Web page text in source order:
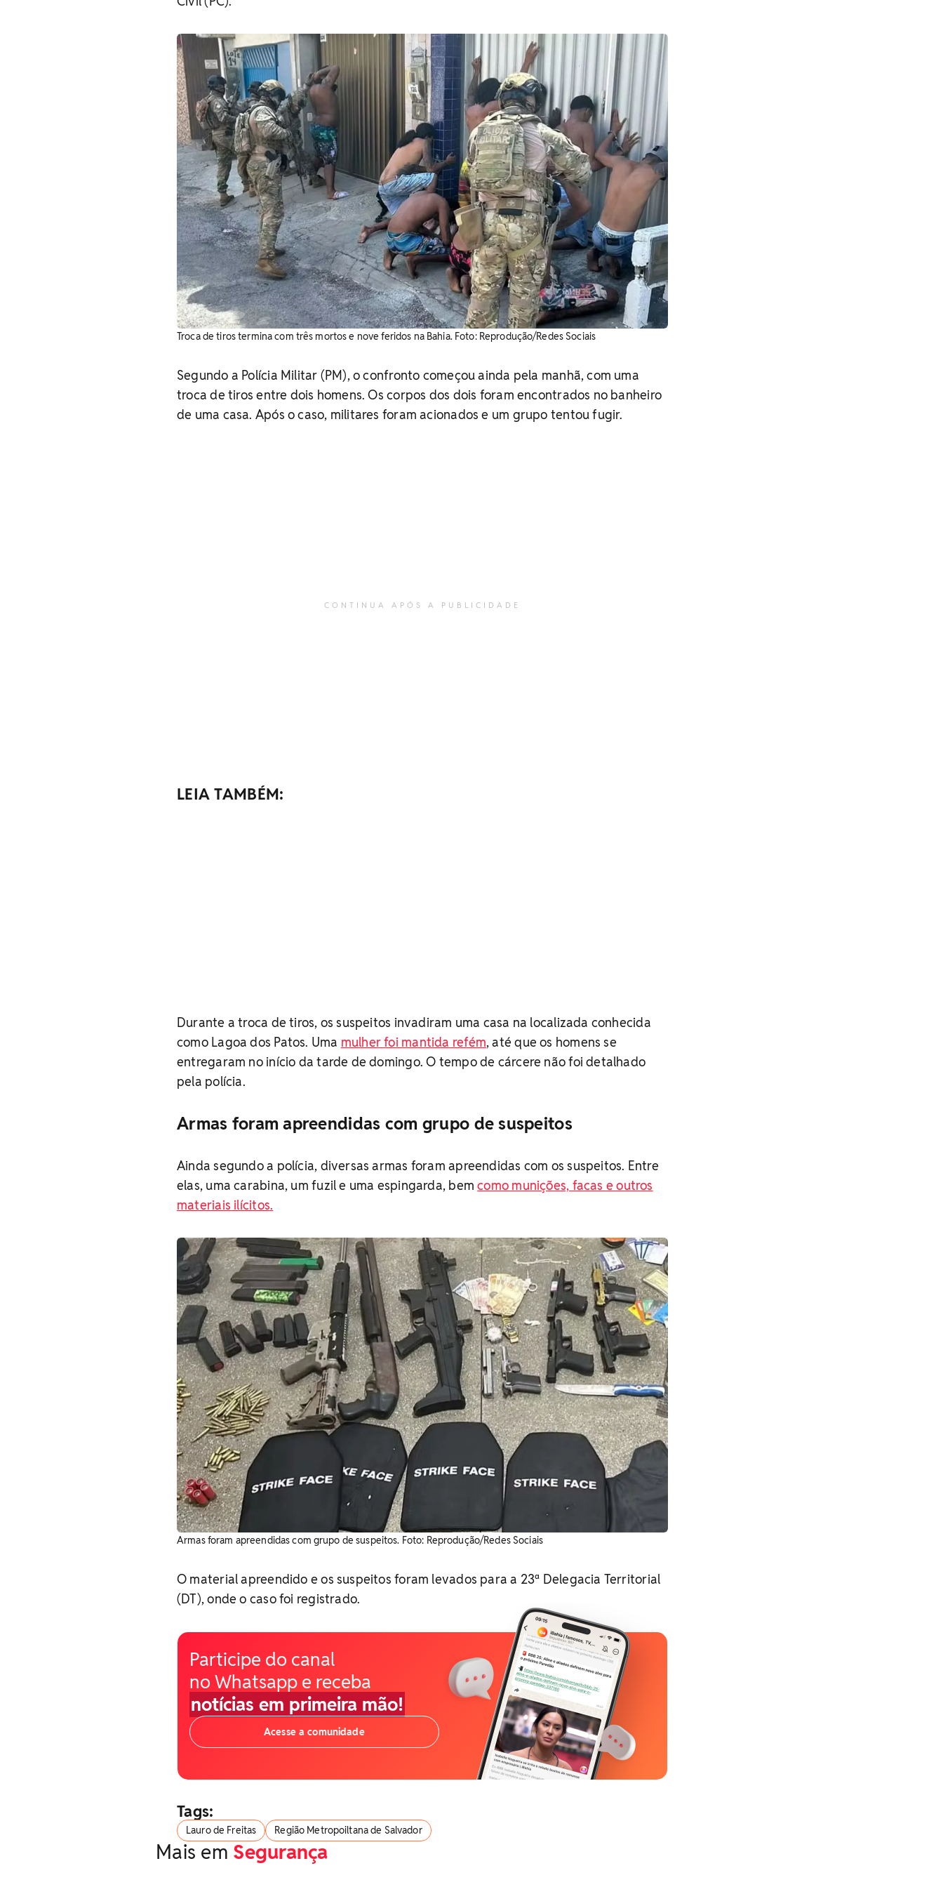
Troca de tiros termina com três mortos e nove feridos na Bahia. Foto: Reprodução/Redes Sociais
Segundo a Polícia Militar (PM), o confronto começou ainda pela manhã, com uma
troca de tiros entre dois homens. Os corpos dos dois foram encontrados no banheiro
de uma casa. Após o caso, militares foram acionados e um grupo tentou fugir.
CONTINUA APÓS A PUBLICIDADE
LEIA TAMBÉM:
Durante a troca de tiros, os suspeitos invadiram uma casa na localizada conhecida
como Lagoa dos Patos. Uma mulher foi mantida refém, até que os homens se
entregaram no início da tarde de domingo. O tempo de cárcere não foi detalhado
pela polícia.
Armas foram apreendidas com grupo de suspeitos
Ainda segundo a polícia, diversas armas foram apreendidas com os suspeitos. Entre
elas, uma carabina, um fuzil e uma espingarda, bemcomo munições, facas e outros
materiais ilícitos.
Armas foram apreendidas com grupo de suspeitos. Foto: Reprodução/Redes Sociais
O material apreendido e os suspeitos foram levados para a 23ª Delegacia Territorial
(DT), onde o caso foi registrado.
Participe do canal
no Whatsapp e receba
notícias em primeira mão!
Acesse a comunidade
Tags:
Lauro de Freitas Região Metropoiltana de Salvador
Mais em Segurança